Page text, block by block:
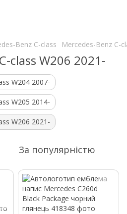
Benz C-class Mercedes-Benz C-
class W206 2021-
W204 2007-
W205 2014-
W206 2021-
За популярністю